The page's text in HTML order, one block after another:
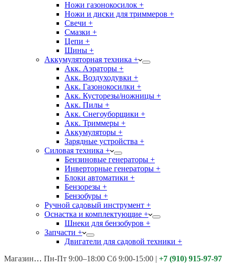
Ножи газонокосилок +
Ножи и диски для триммеров +
Свечи +
Смазки +
Цепи +
Шины +
Аккумуляторная техника +
Акк. Аэраторы +
Акк. Воздуходувки +
Акк. Газонокосилки +
Акк. Кусторезы/ножницы +
Акк. Пилы +
Акк. Снегоуборщики +
Акк. Триммеры +
Аккумуляторы +
Зарядные устройства +
Силовая техника +
Бензиновые генераторы +
Инверторные генераторы +
Блоки автоматики +
Бензорезы +
Бензобуры +
Ручной садовый инструмент +
Оснастка и комплектующие +
Шнеки для бензобуров +
Запчасти +
Двигатели для садовой техники +
Магазины: Калуга ул. Московская д.113
Пн-Пт 9:00–18:00 Сб 9:00-15:00 | +7 (910) 915-97-97